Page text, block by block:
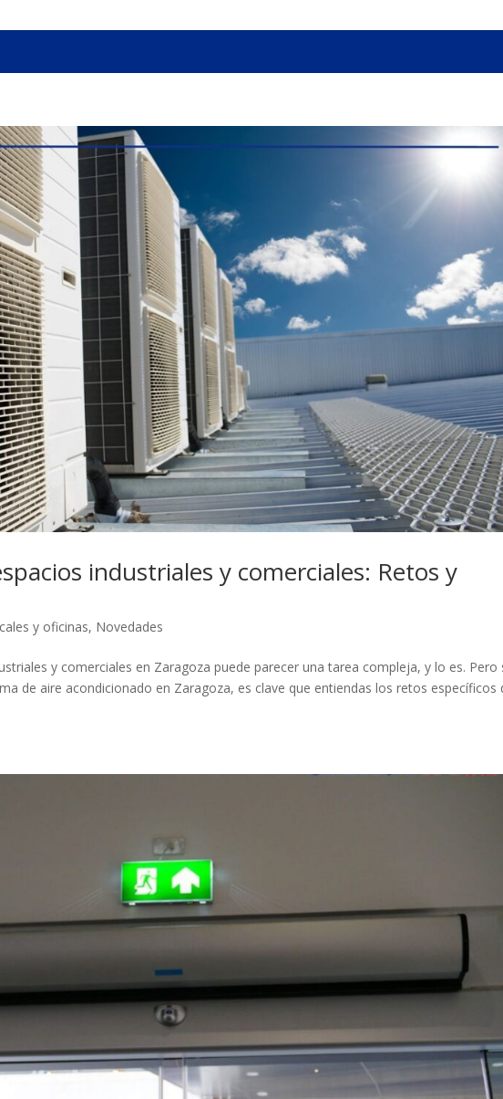
industriales y comerciales: Retos y
y oficinas, Novedades
y comerciales en Zaragoza puede parecer una tarea compleja, y lo es. Pero
de aire acondicionado en Zaragoza, es clave que entiendas los retos específicos